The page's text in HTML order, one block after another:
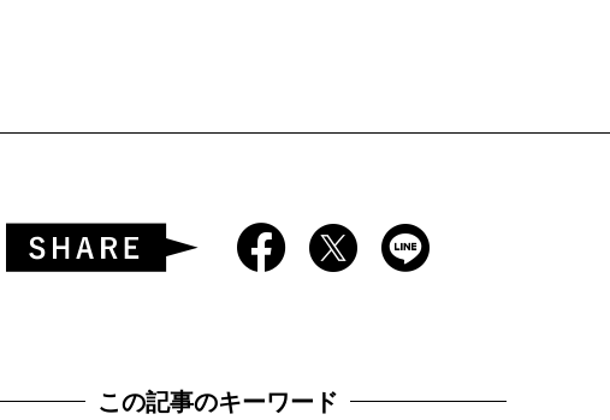
この記事のキーワード